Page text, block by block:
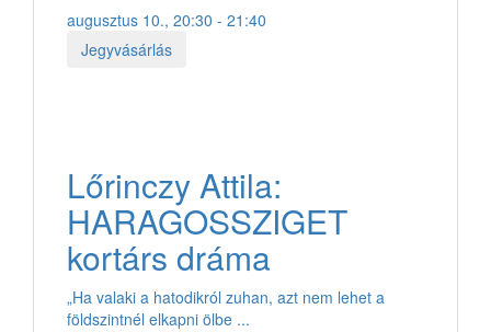
augusztus 10., 20:30 - 21:40
Jegyvásárlás
Lőrinczy Attila:
HARAGOSSZIGET
kortárs dráma
„Ha valaki a hatodikról zuhan, azt nem lehet a
földszintnél elkapni ölbe ...